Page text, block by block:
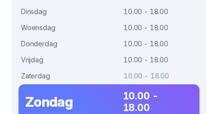
Dinsdag
10.00 - 18.00
Woensdag
10.00 - 18.00
Donderdag
10.00 - 18.00
Vrijdag
10.00 - 18.00
Zaterdag
10.00 - 18.00
Zondag
10.00 -
18.00